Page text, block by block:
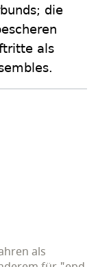
die
als
als